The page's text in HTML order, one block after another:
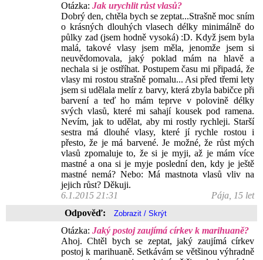
Otázka: Jak urychlit růst vlasů?
Dobrý den, chtěla bych se zeptat...Strašně moc sním
o krásných dlouhých vlasech délky minimálně do
půlky zad (jsem hodně vysoká) :D. Když jsem byla
malá, takové vlasy jsem měla, jenomže jsem si
neuvědomovala, jaký poklad mám na hlavě a
nechala si je ostříhat. Postupem času mi připadá, že
vlasy mi rostou strašně pomalu... Asi před třemi lety
jsem si udělala melír z barvy, která zbyla babičce při
barvení a teď ho mám teprve v polovině délky
svých vlasů, které mi sahají kousek pod ramena.
Nevím, jak to udělat, aby mi rostly rychleji. Starší
sestra má dlouhé vlasy, které jí rychle rostou i
přesto, že je má barvené. Je možné, že růst mých
vlasů zpomaluje to, že si je myji, až je mám více
mastné a ona si je myje poslední den, kdy je ještě
mastné nemá? Nebo: Má mastnota vlasů vliv na
jejich růst? Děkuji.
6.1.2015 21:31
Pája, 15 let
Odpověď:
Otázka: Jaký postoj zaujímá církev k marihuaně?
Ahoj. Chtěl bych se zeptat, jaký zaujímá církev
postoj k marihuaně. Setkávám se většinou výhradně